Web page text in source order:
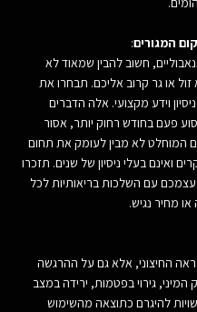
:
חשוב להבין שמאוד לא
או גר קרוב אליכם. תבחרו את
וידע מקצועי. אלה הדברים
פעם בחודש רחוק יותר, אסור
המוחלט לא מבין לעומק את תחום
ואינם בעלי ניסיון של שנים. תזכרו
עם השלכות בריאותיות לכל
מחיר נגיש.
החיצוני, אלא גם על ההרגשה
גירוי בפטמות, ירידה במצב
להיגרם כתוצאה מהשימוש